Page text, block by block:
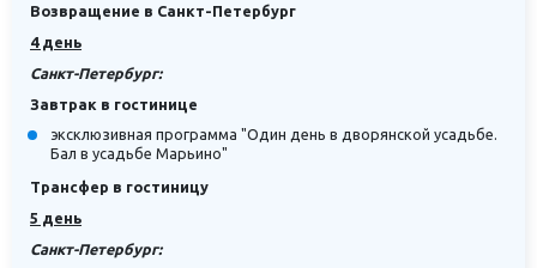
Возвращение в Санкт-Петербург
4 день
Санкт-Петербург:
Завтрак в гостинице
эксклюзивная программа "Один день в дворянской усадьбе.
Бал в усадьбе Марьино"
Трансфер в гостиницу
5 день
Санкт-Петербург: